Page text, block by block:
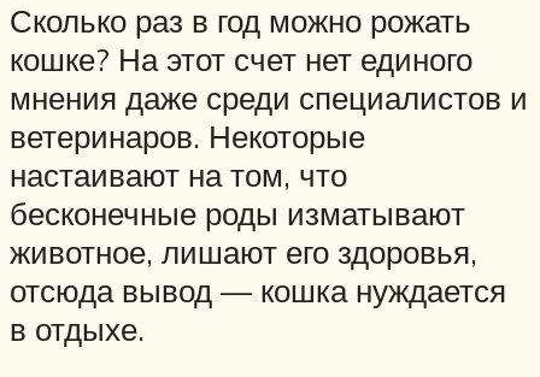
Сколько раз в год можно рожать
кошке? На этот счет нет единого
мнения даже среди специалистов и
ветеринаров. Некоторые
настаивают на том, что
бесконечные роды изматывают
животное, лишают его здоровья,
отсюда вывод — кошка нуждается
в отдыхе.